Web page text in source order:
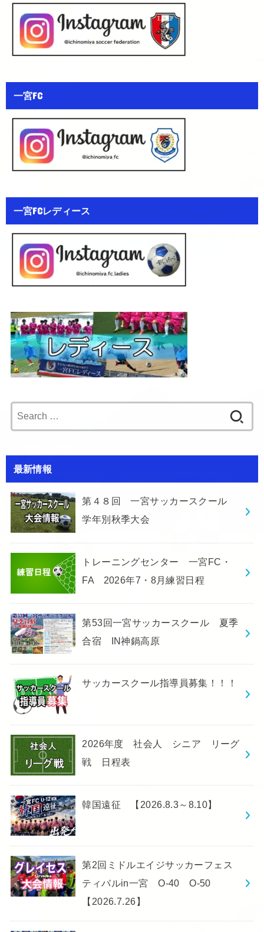
一宮FC
一宮FCレディース
for:
最新情報
第４８回 一宮サッカースクール
学年別秋季大会
トレーニングセンター 一宮FC・
FA 2026年7・8月練習日程
第53回一宮サッカースクール 夏季
合宿 IN神鍋高原
サッカースクール指導員募集！！！
2026年度 社会人 シニア リーグ
戦 日程表
韓国遠征 【2026.8.3～8.10】
第2回ミドルエイジサッカーフェス
ティバルin一宮 O-40 O-50
【2026.7.26】